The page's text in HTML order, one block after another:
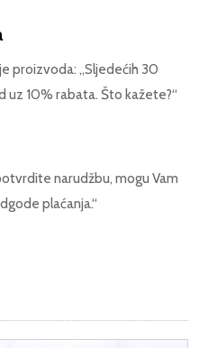
proizvoda: „Sljedećih 30
10% rabata. Što kažete?“
narudžbu, mogu Vam
plaćanja.“